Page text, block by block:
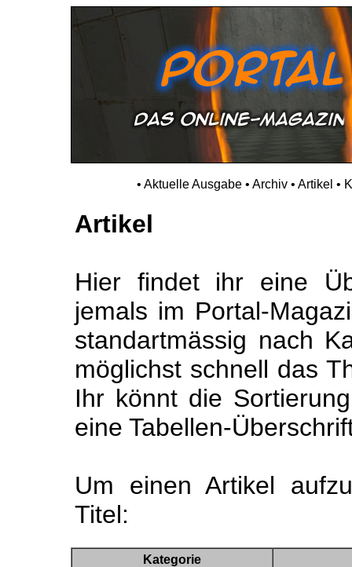
• Aktuelle Ausgabe• Archiv• Artikel •
Artikel
Hier findet ihr eine
jemals im Portal-
standartmässig nach
möglichst schnell das
Ihr könnt die
eine Tabellen-
Um einen Artikel
Titel:
Kategorie